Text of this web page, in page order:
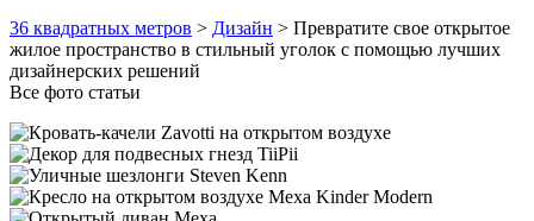
36 квадратных метров > Дизайн > Превратите свое открытое
жилое пространство в стильный уголок с помощью лучших
дизайнерских решений
Все фото статьи